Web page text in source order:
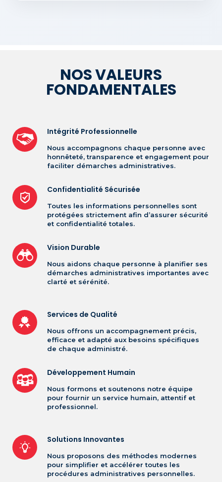
NOS VALEURS
FONDAMENTALES
Intégrité Professionnelle
Nous accompagnons chaque personne avec
honnêteté, transparence et engagement pour
faciliter démarches administratives.
Confidentialité Sécurisée
Toutes les informations personnelles sont
protégées strictement afin d’assurer sécurité
et confidentialité totales.
Vision Durable
Nous aidons chaque personne à planifier ses
démarches administratives importantes avec
clarté et sérénité.
Services de Qualité
Nous offrons un accompagnement précis,
efficace et adapté aux besoins spécifiques
de chaque administré.
Développement Humain
Nous formons et soutenons notre équipe
pour fournir un service humain, attentif et
professionnel.
Solutions Innovantes
Nous proposons des méthodes modernes
pour simplifier et accélérer toutes les
procédures administratives personnelles.